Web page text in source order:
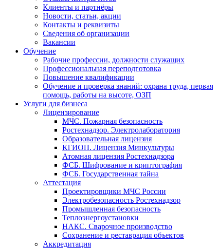
Клиенты и партнёры
Новости, статьи, акции
Контакты и реквизиты
Сведения об организации
Вакансии
Обучение
Рабочие профессии, должности служащих
Профессиональная переподготовка
Повышение квалификации
Обучение и проверка знаний: охрана труда, первая
помощь, работы на высоте, ОЗП
Услуги для бизнеса
Лицензирование
МЧС. Пожарная безопасность
Ростехнадзор. Электролаборатория
Образовательная лицензия
КГИОП. Лицензия Минкультуры
Атомная лицензия Ростехнадзора
ФСБ. Шифрование и криптография
ФСБ. Государственная тайна
Аттестация
Проектировщики МЧС России
Электробезопасность Ростехнадзор
Промышленная безопасность
Теплоэнергоустановки
НАКС. Сварочное производство
Сохранение и реставрация объектов
Аккредитация